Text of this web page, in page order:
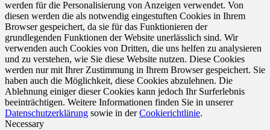
werden für die Personalisierung von Anzeigen verwendet. Von
diesen werden die als notwendig eingestuften Cookies in Ihrem
Browser gespeichert, da sie für das Funktionieren der
grundlegenden Funktionen der Website unerlässlich sind. Wir
verwenden auch Cookies von Dritten, die uns helfen zu analysieren
und zu verstehen, wie Sie diese Website nutzen. Diese Cookies
werden nur mit Ihrer Zustimmung in Ihrem Browser gespeichert. Sie
haben auch die Möglichkeit, diese Cookies abzulehnen. Die
Ablehnung einiger dieser Cookies kann jedoch Ihr Surferlebnis
beeinträchtigen. Weitere Informationen finden Sie in unserer
Datenschutzerklärung sowie in derCookierichtlinie.
Necessary